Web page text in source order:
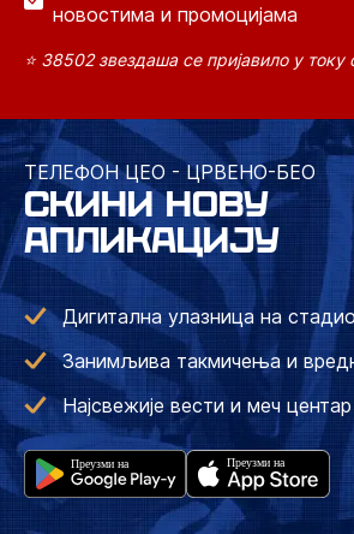
новостима и промоцијама
⭐ 38502 звездаша се пријавило у
ТЕЛЕФОН ЦЕО - ЦРВЕНО-БЕО
СКИНИ НОВУ
АПЛИКАЦИЈУ
Дигитална улазница на
Занимљива такмичења и
Најсвежије вести и меч центар